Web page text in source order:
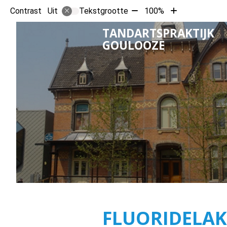
Contrast Uit Tekstgrootte Tekst
verkleinen
met
10%
100%
Tekst
vergroten
met
10%
TANDARTSPRAKTIJK
GOULOOZE
FLUORIDELAK